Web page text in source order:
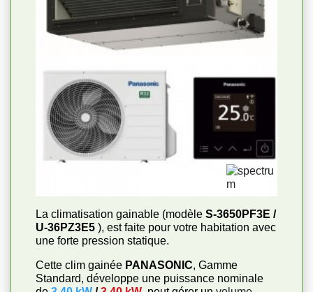
La climatisation gainable (modèle S-3650PF3E /
U-36PZ3E5 ), est faite pour votre habitation avec
une forte pression statique.
Cette clim gainée PANASONIC, Gamme
Standard, développe une puissance nominale